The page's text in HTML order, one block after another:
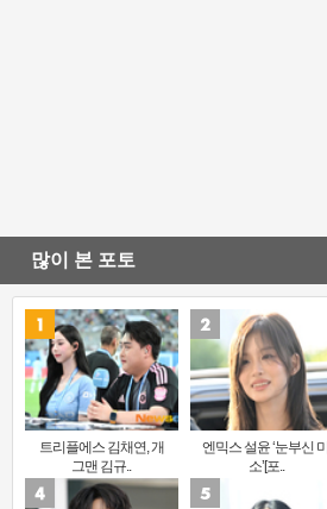
많이 본 포토
트리플에스 김채연, 개
그맨 김규..
엔믹스 설윤 ‘눈부신 미
소’[포..